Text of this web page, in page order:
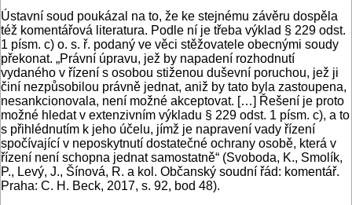
Ústavní soud poukázal na to, že ke stejnému závěru dospěla
též komentářová literatura. Podle ní je třeba výklad § 229 odst.
1 písm. c) o. s. ř. podaný ve věci stěžovatele obecnými soudy
překonat. „Právní úpravu, jež by napadení rozhodnutí
vydaného v řízení s osobou stiženou duševní poruchou, jež ji
činí nezpůsobilou právně jednat, aniž by tato byla zastoupena,
nesankcionovala, není možné akceptovat. […] Řešení je proto
možné hledat v extenzivním výkladu § 229 odst. 1 písm. c), a to
s přihlédnutím k jeho účelu, jímž je napravení vady řízení
spočívající v neposkytnutí dostatečné ochrany osobě, která v
řízení není schopna jednat samostatně“ (Svoboda, K., Smolík,
P., Levý, J., Šínová, R. a kol. Občanský soudní řád: komentář.
Praha: C. H. Beck, 2017, s. 92, bod 48).